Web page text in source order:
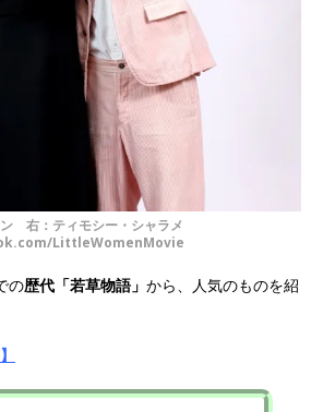
右：ティモシー・シャラメ
LittleWomenMovie
の歴代「若草物語」 から、人気のものを紹